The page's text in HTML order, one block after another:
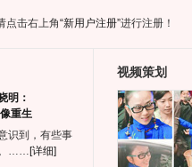
点击右上角“新用户注册”进行注册！
明：
重生
识到，有些事
。…… [详细]
视频策划